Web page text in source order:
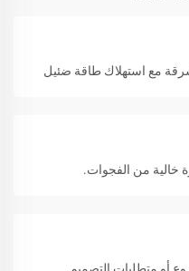
مع استهلاك طاقة ضئيل